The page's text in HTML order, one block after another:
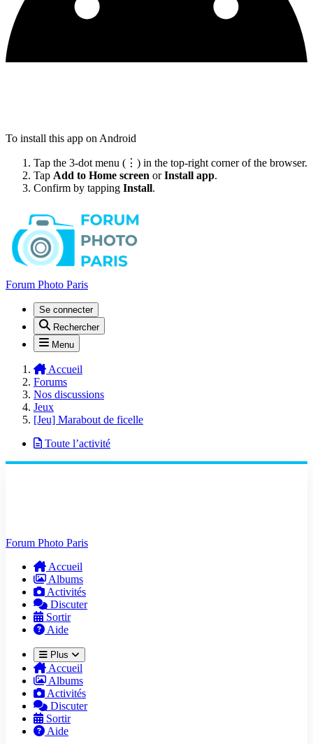
To install this app on Android
Tap the 3-dot menu (⋮) in the top-right corner of the browser.
Tap Add to Home screen orInstall app.
Confirm by tapping Install.
Forum Photo Paris
Se connecter
Rechercher
Menu
Accueil
Forums
Nos discussions
Jeux
[Jeu] Marabout de ficelle
Toute l’activité
Forum Photo Paris
Accueil
Albums
Activités
Discuter
Sortir
Aide
Plus
Accueil
Albums
Activités
Discuter
Sortir
Aide